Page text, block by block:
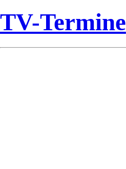
TV-Termine